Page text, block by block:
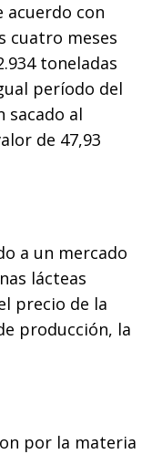
acuerdo con
cuatro meses
toneladas
período del
sacado al
de 47,93
a un mercado
lácteas
precio de la
producción, la
por la materia